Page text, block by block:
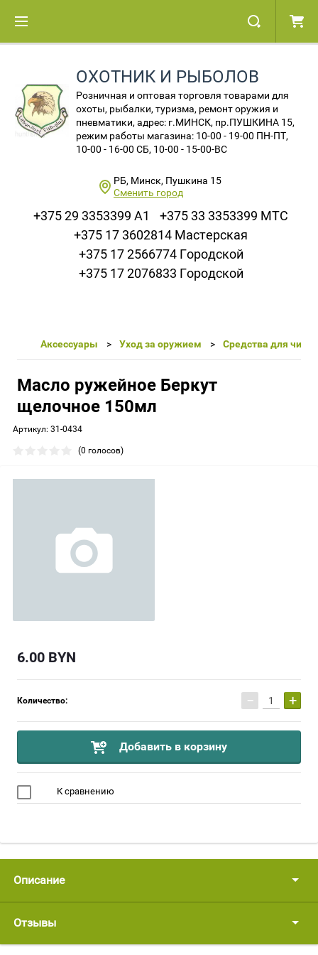
ОХОТНИК И РЫБОЛОВ
Розничная и оптовая торговля товарами для
охоты, рыбалки, туризма, ремонт оружия и
пневматики, адрес: г.МИНСК, пр.ПУШКИНА 15,
режим работы магазина: 10-00 - 19-00 ПН-ПТ,
10-00 - 16-00 СБ, 10-00 - 15-00-ВС
РБ, Минск, Пушкина 15
Сменить город
+375 29 3353399 A1
+375 33 3353399 МТС
+375 17 3602814 Мастерская
+375 17 2566774 Городской
+375 17 2076833 Городской
Аксессуары Уход за оружием Средства для
Масло ружейное Беркут
щелочное 150мл
Артикул: 31-0434
(0 голосов)
6.00 BYN
Количество: − +
Добавить в корзину
К сравнению
Описание
Отзывы